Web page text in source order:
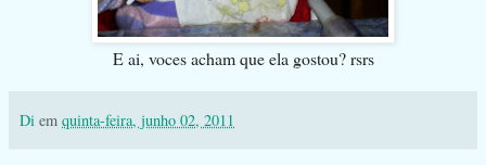
E ai, voces acham que ela gostou? rsrs
Di em quinta-feira, junho 02, 2011